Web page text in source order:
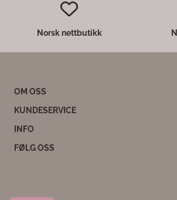
lepper. Perfekt til smågodt eller
som fat til smykker og ringer,